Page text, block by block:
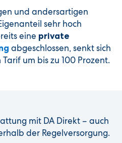
und andersartigen
sehr hoch
eine private
abgeschlossen, senkt sich
um bis zu 100 Prozent.
mit DA Direkt – auch
der Regelversorgung.